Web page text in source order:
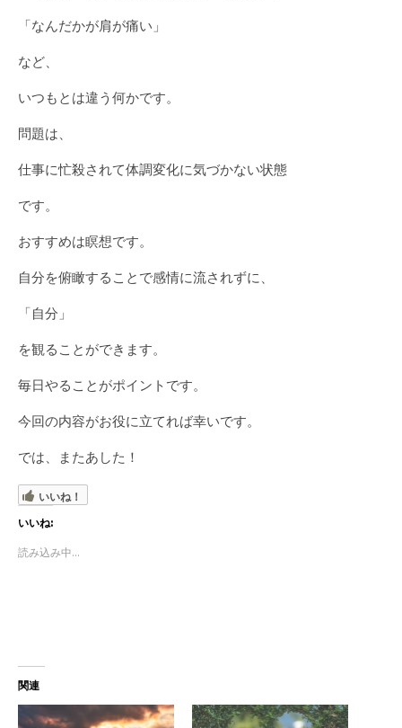
「なんだかが肩が痛い」
など、
いつもとは違う何かです。
問題は、
仕事に忙殺されて体調変化に気づかない状態
です。
おすすめは瞑想です。
自分を俯瞰することで感情に流されずに、
「自分」
を観ることができます。
毎日やることがポイントです。
今回の内容がお役に立てれば幸いです。
では、またあした！
いいね！
いいね:
読み込み中...
関連